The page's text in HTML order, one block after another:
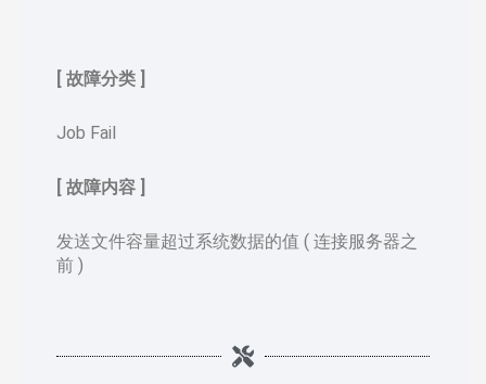
[ 故障分类 ]
Job Fail
[ 故障内容 ]
发送文件容量超过系统数据的值 ( 连接服务器之
前 )